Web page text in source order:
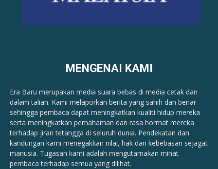
MENGENAI KAMI
Era Baru merupakan media suara bebas di media cetak dan
dalam talian. Kami melaporkan berita yang sahih dan benar ​​
sehingga pembaca dapat meningkatkan kualiti hidup mereka
serta meningkatkan pemahaman dan rasa hormat mereka
terhadap jiran tetangga di seluruh dunia. Pendekatan dan
kandungan kami menegakkan nilai, hak dan kebebasan sejagat
manusia. Tugasan kami adalah mengutamakan minat
pembaca terhadap semua yang dilihat.